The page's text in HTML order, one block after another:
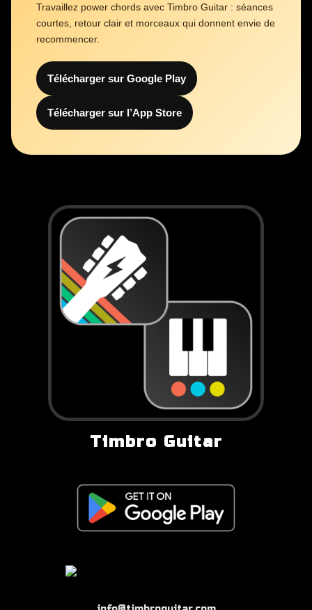
Travaillez power chords avec Timbro Guitar : séances
courtes, retour clair et morceaux qui donnent envie de
recommencer.
Télécharger sur Google Play
Télécharger sur l’App Store
Timbro Guitar